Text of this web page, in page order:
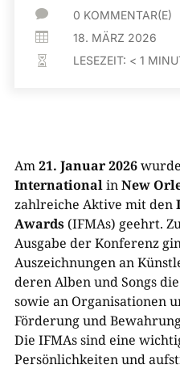
 0 KOMMENTAR(E)
 18. MÄRZ 2026
 LESEZEIT: < 1
Am21. Januar 2026
InternationalinNew
zahlreiche Aktive mit den
Awards(IFMAs) geehrt.
Ausgabe der Konferenz
Auszeichnungen an
deren Alben und Songs
sowie an Organisationen
Förderung und
Die IFMAs sind eine
Persönlichkeiten und